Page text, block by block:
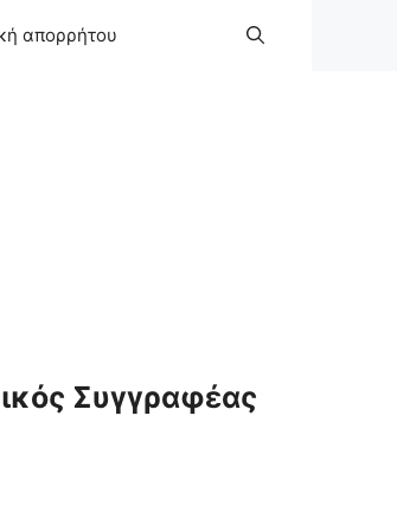
απορρήτου
Συγγραφέας